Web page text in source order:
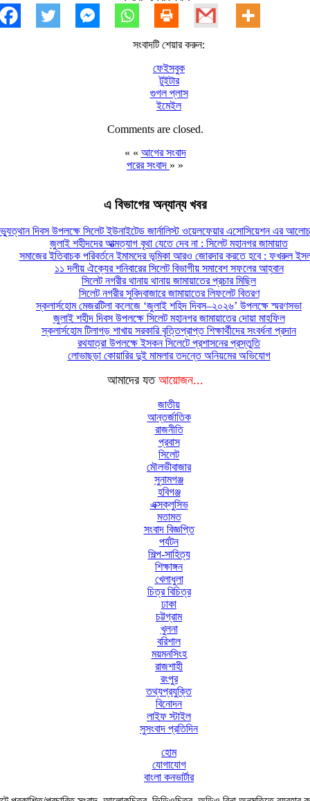
সংবাদটি শেয়ার করুন:
ফেইসবুক
টুইটার
গুগল প্লাস
ইমেইল
Comments are closed.
« « আগের সংবাদ
পরের সংবাদ » »
এ বিভাগের অন্যান্য খবর
দিবস উপলক্ষে সিলেট ইউনাইটেড জার্নালিস্ট ওয়েলফেয়ার এসোসিয়েশন এর
জুলাই শহীদদের আত্মত্যাগ বৃথা যেতে দেব না : সিলেট মহানগর জামায়াত
সমাজের ইতিবাচক পরিবর্তনে ইমামদের ভূমিকা আরও জোরদার করতে হবে : ফখরুল
১১ দলীয় ঐক্যের শনিবারের সিলেট বিভাগীয় সমাবেশ সফলের আহ্বান
সিলেট নগরীর থানায় থানায় জামায়াতের প্রচার মিছিল
সিলেট নগরীর সুবিদবাজারে জামায়াতের লিফলেট বিতরণ
স্কলার্সহোম মেজরটিলা কলেজে ‘জুলাই শহিদ দিবস–২০২৬’ উপলক্ষে স্মরণসভা
জুলাই শহীদ দিবস উপলক্ষে সিলেট মহানগর জামায়াতের দোয়া মাহফিল
স্কলার্সহোম টিলাগড় শাখায় সরকারি বৃত্তিপ্রাপ্ত শিক্ষার্থীদের সংবর্ধনা প্রদান
রথযাত্রা উপলক্ষে ইসকন সিলেটে প্রশাসনের প্রস্তুতি
লোভাছড়া কোয়ারির দুই মামলার তদন্তে অনিয়মের অভিযোগ
আমাদের যত আয়োজন...
জাতীয়
আন্তর্জাতিক
রাজনীতি
প্রবাস
সিলেট
মৌলভীবাজার
সুনামগঞ্জ
হবিগঞ্জ
এক্সক্লুসিভ
মতামত
সংবাদ বিজ্ঞপ্তি
পর্যটন
শিল্প-সাহিত্য
শিক্ষাঙ্গন
খেলাধুলা
চিত্র বিচিত্র
ঢাকা
চট্টগ্রাম
খুলনা
বরিশাল
ময়মনসিংহ
রাজশাহী
রংপুর
তথ্যপ্রযুক্তি
বিনোদন
লাইফ স্টাইল
সুসংবাদ প্রতিদিন
হোম
যোগাযোগ
বাংলা কনভার্টার